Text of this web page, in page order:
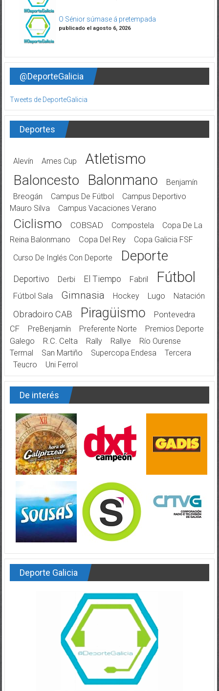
O Sénior súmase á pretempada
publicado el agosto 6, 2026
@DeporteGalicia
Tweets de DeporteGalicia
Deportes
Alevín Ames Cup Atletismo
Baloncesto Balonmano
Benjamín
Breogán
Campus De Fútbol
Campus Deportivo
Mauro Silva
Campus Vacaciones Verano
Ciclismo COBSAD Compostela
Copa De La
Reina Balonmano
Copa Del Rey
Copa Galicia FSF
Curso De Inglés Con Deporte
Deporte
Deportivo Derbi El Tiempo Fabril Fútbol
Fútbol Sala Gimnasia Hockey Lugo Natación
Obradoiro CAB Piragüismo
Pontevedra
CF
PreBenjamín Preferente Norte
Premios Deporte
Galego
R.C. Celta Rally Rallye
Río Ourense
Termal
San Martiño Supercopa Endesa
Tercera
Teucro
Uni Ferrol
De interés
Deporte Galicia